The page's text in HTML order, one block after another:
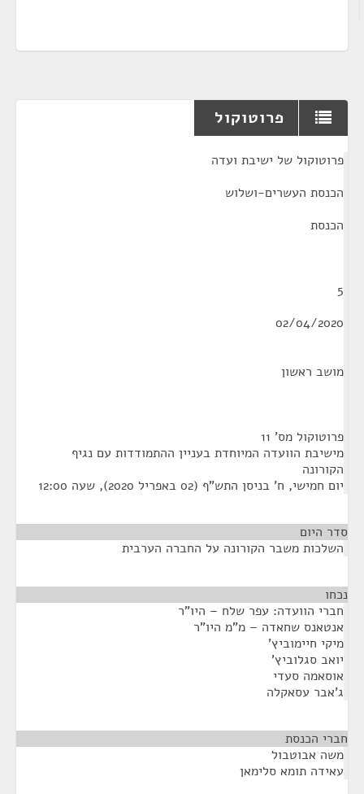
פרוטוקול
פרוטוקול של ישיבת ועדה
הכנסת העשרים-ושלוש
הכנסת
5
02/04/2020
מושב ראשון
פרוטוקול מס' 11
מישיבת הוועדה המיוחדת בעניין ההתמודדות עם נגיף
הקורונה
יום חמישי, ח' בניסן התש"ף (02 באפריל 2020), שעה 12:00
סדר היום
השלכות משבר הקורונה על החברה הערבית
נכחו
חברי הוועדה: עפר שלח – היו"ר
אנטאנס שחאדה – מ"מ היו"ר
מיקי חיימוביץ'
יואב סגלוביץ'
אוסאמה סעדי
ג'אבר עסאקלה
חברי הכנסת
משה אבוטבול
עאידה תומא סלימאן